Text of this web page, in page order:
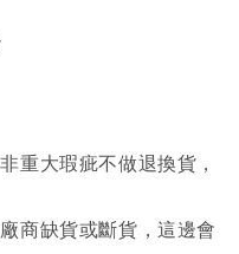
重大瑕疵不做退換貨，
商缺貨或斷貨，這邊會